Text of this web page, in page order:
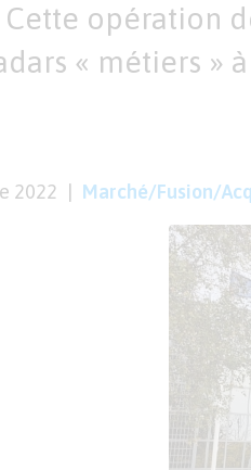
Cette opération
« métiers »
2022 Marché/Fusion/